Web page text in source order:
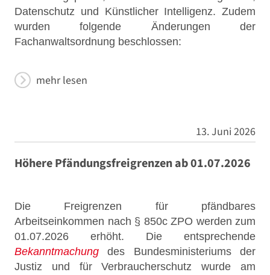
Datenschutz und Künstlicher Intelligenz. Zudem
wurden folgende Änderungen der
Fachanwaltsordnung beschlossen:
mehr lesen
13. Juni 2026
Höhere Pfändungsfreigrenzen ab 01.07.2026
Die Freigrenzen für pfändbares
Arbeitseinkommen nach § 850c ZPO werden zum
01.07.2026 erhöht. Die entsprechende
Bekanntmachungdes Bundesministeriums der
Justiz und für Verbraucherschutz wurde am